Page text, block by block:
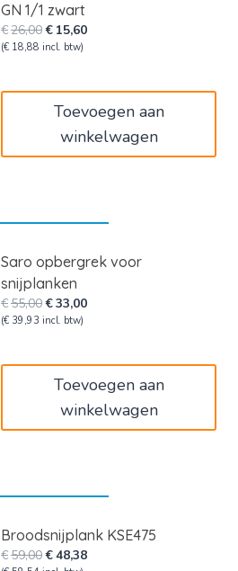
GN 1/1 zwart
€26,00Oorspronkelijke
prijs
€ 15,60Huidige
(€ 18,88 incl. btw)
Toevoegen aan
winkelwagen
Saro opbergrek voor
snijplanken
€55,00Oorspronkelijke
prijs
€33,00Huidige
(€ 39,93 incl. btw)
Toevoegen aan
winkelwagen
Broodsnijplank KSE475
€59,00Oorspronkelijke
€48,38Huidige